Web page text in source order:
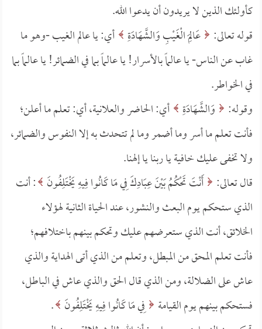
كأولئك الذين لا يريدون أن يدعوا الله.
قوله تعالى: عَالِمَ الْغَيْبِ وَالشَّهَادَةِ أي: يا عالم الغيب -وهو ما
غاب عن الناس- يا عالماً بالأسرار! يا عالماً بما في الضمائر! يا عالماً بما
في الخواطر.
وقوله:
وَالشَّهَادَةِ أي: الحاضر والعلانية، أي: تعلم ما أعلن؛
فأنت تعلم ما أسر وما أضمر وما لم تتحدث به إلا النفوس والضمائر،
ولا تخفى عليك خافية يا ربنا يا إلهنا.
قال تعالى: أَنْتَ تَحْكُمُ بَيْنَ عِبَادِكَ فِي مَا كَانُوا فِيهِ يَخْتَلِفُونَ : أنت
الذي ستحكم يوم البعث والنشور، عند الحياة الثانية لهؤلاء
الخلائق، أنت الذي ستعرضهم عليك وتحكم بينهم باختلافهم؛
فأنت تعلم المحق من المبطل، وتعلم من الذي أتى الهداية والذي
عاش على الضلالة، ومن الذي قال الحق والذي عاش في الباطل،
فستحكم بينهم يوم القيامة فِي مَا كَانُوا فِيهِ يَخْتَلِفُونَ .